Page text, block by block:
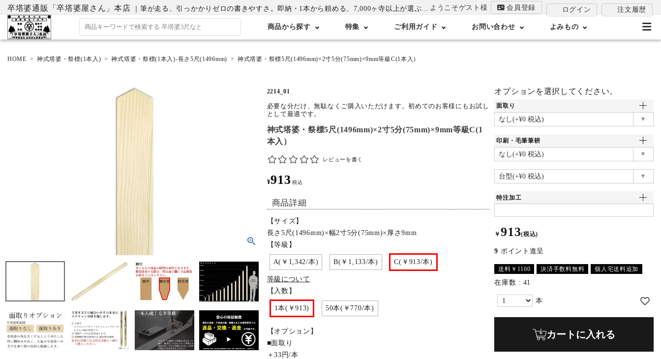
卒塔婆通販「卒塔婆屋さん」本店 ｜筆が走る、引っかかりゼロの書きやすさ。即納・1本から頼める、7,000ヶ寺以上が選ぶ卒塔婆専門店 ようこそゲスト様 会員登録 ログイン 注文履歴
商品から探す 特集 ご利用ガイド お問い合わせ よみもの
ご利用ガイド
お問い合わせ
よみもの
HOME 神式塔婆・祭標(1本入) 神式塔婆・祭標(1本入)-長さ5尺(1496mm) 神式塔婆・祭標5尺(1496mm)×2寸5分(75mm)×9mm等級C(1本入）
2214_01
必要な分だけ、無駄なくご購入いただけます。初めてのお客様にもお試し
として最適です。
神式塔婆・祭標5尺(1496mm)×2寸5分(75mm)×9mm等級C(1
本入）
レビューを書く
¥913 税込
商品詳細
【サイズ】
長さ5尺(1496mm)×幅2寸5分(75mm)×厚さ9mm
【等級】
A(￥1,342/本) B(￥1,133/本) C(￥913/本)
等級について
【入数】
1本(￥913) 50本(￥770/本)
【オプション】
■面取り
＋33円/本
オプションを選択してください。
面取り
印刷・毛筆筆耕
特注加工
￥ 913(税込)
9 ポイント進呈
送料￥1100 決済手数料無料 個人宅送料追加
在庫数 41
カートに入れる